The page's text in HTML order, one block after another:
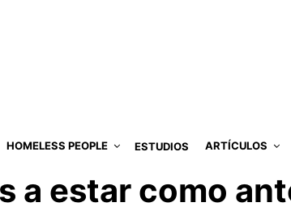
HOMELESS PEOPLE ESTUDIOS ARTÍCULOS
a estar como